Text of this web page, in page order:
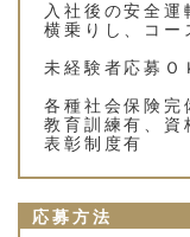
入社後の安全
横乗りし、コー
未経験者応募Ｏ
各種社会保険完
教育訓練有、資
表彰制度有
応募方法